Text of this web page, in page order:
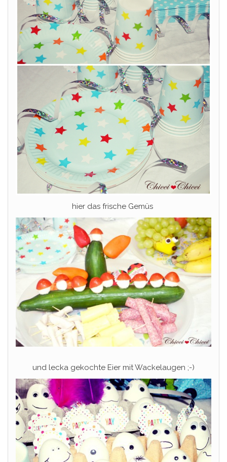
hier das frische Gemüs
und lecka gekochte Eier mit Wackelaugen ;-)